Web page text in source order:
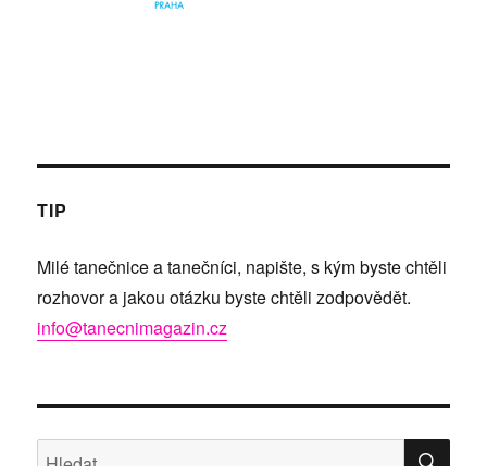
TIP
Milé tanečnice a tanečníci, napište, s kým byste chtěli
rozhovor a jakou otázku byste chtěli zodpovědět.
info@tanecnimagazin.cz
Hledat: